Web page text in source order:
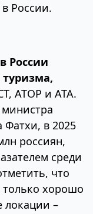
в России.
России
АТОР и АТА.
в 2025
россиян,
среди
что
только хорошо
локации –